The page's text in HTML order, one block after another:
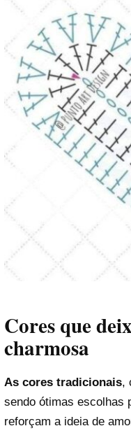
Cores que
charmosa
As cores tradicionais,
sendo ótimas escolhas
reforçam a ideia de